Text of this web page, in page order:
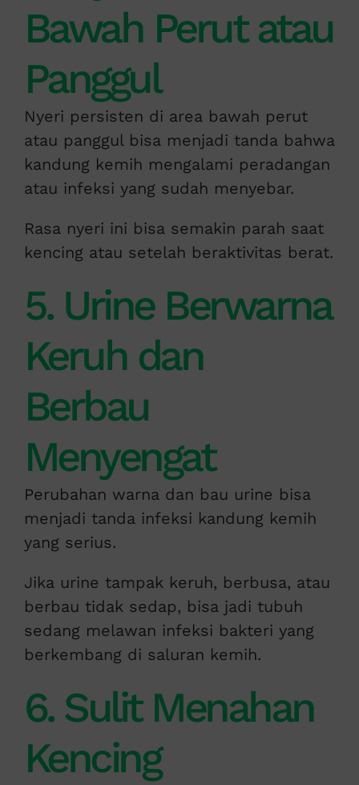
Bawah Perut atau
Panggul
Nyeri persisten di area bawah perut
atau panggul bisa menjadi tanda bahwa
kandung kemih mengalami peradangan
atau infeksi yang sudah menyebar.
Rasa nyeri ini bisa semakin parah saat
kencing atau setelah beraktivitas berat.
5. Urine Berwarna
Keruh dan
Berbau
Menyengat
Perubahan warna dan bau urine bisa
menjadi tanda infeksi kandung kemih
yang serius.
Jika urine tampak keruh, berbusa, atau
berbau tidak sedap, bisa jadi tubuh
sedang melawan infeksi bakteri yang
berkembang di saluran kemih.
6. Sulit Menahan
Kencing